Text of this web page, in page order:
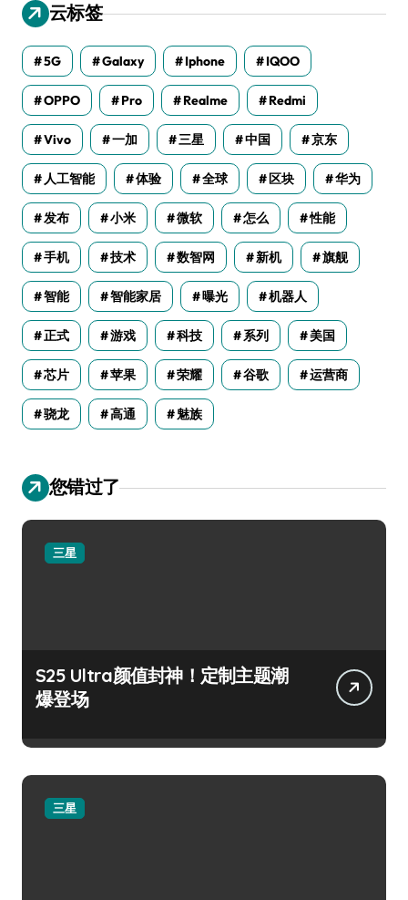
云标签
5G Galaxy Iphone IQOO
OPPO Pro Realme Redmi
Vivo 一加 三星 中国 京东
人工智能 体验 全球 区块 华为
发布 小米 微软 怎么 性能
手机 技术 数智网 新机 旗舰
智能 智能家居 曝光 机器人
正式 游戏 科技 系列 美国
芯片 苹果 荣耀 谷歌 运营商
骁龙 高通 魅族
您错过了
三星
S25 Ultra颜值封神！定制主题潮
爆登场
三星